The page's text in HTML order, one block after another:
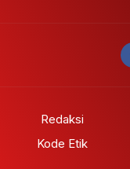
Redaksi
Kode Etik